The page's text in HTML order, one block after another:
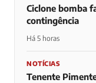
Ciclone bomba
contingência
Há 5 horas
NOTÍCIAS
Tenente